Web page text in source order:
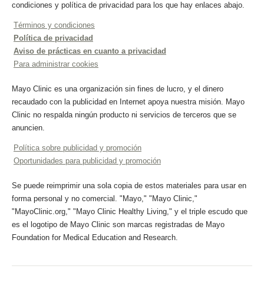
condiciones y política de privacidad para los que hay enlaces abajo.
Términos y condiciones
Política de privacidad
Aviso de prácticas en cuanto a privacidad
Para administrar cookies
Mayo Clinic es una organización sin fines de lucro, y el dinero
recaudado con la publicidad en Internet apoya nuestra misión. Mayo
Clinic no respalda ningún producto ni servicios de terceros que se
anuncien.
Política sobre publicidad y promoción
Oportunidades para publicidad y promoción
Se puede reimprimir una sola copia de estos materiales para usar en
forma personal y no comercial. "Mayo," "Mayo Clinic,"
"MayoClinic.org," "Mayo Clinic Healthy Living," y el triple escudo que
es el logotipo de Mayo Clinic son marcas registradas de Mayo
Foundation for Medical Education and Research.